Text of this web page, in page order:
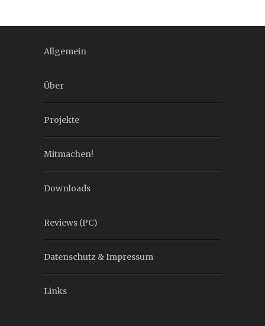
Allgemein
Über
Projekte
Mitmachen!
Downloads
Reviews (PC)
Datenschutz & Impressum
Links